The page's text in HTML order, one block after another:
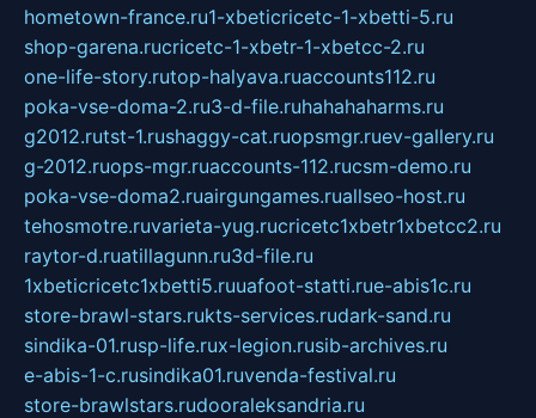
hometown-france.ru1-xbeticricetc-1-xbetti-5.ru
shop-garena.rucricetc-1-xbetr-1-xbetcc-2.ru
one-life-story.rutop-halyava.ruaccounts112.ru
poka-vse-doma-2.ru3-d-file.ruhahahaharms.ru
g2012.rutst-1.rushaggy-cat.ruopsmgr.ruev-gallery.ru
g-2012.ruops-mgr.ruaccounts-112.rucsm-demo.ru
poka-vse-doma2.ruairgungames.ruallseo-host.ru
tehosmotre.ruvarieta-yug.rucricetc1xbetr1xbetcc2.ru
raytor-d.ruatillagunn.ru3d-file.ru
1xbeticricetc1xbetti5.ruuafoot-statti.rue-abis1c.ru
store-brawl-stars.rukts-services.rudark-sand.ru
sindika-01.rusp-life.rux-legion.rusib-archives.ru
e-abis-1-c.rusindika01.ruvenda-festival.ru
store-brawlstars.rudooraleksandria.ru